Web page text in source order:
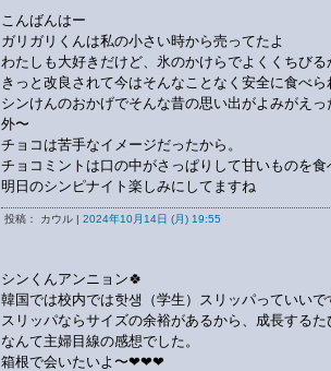
こんばんはー
ガリガリくんは私の小さい時から売ってたよ
わたしも大好きだけど、氷のかけらでよくくちび
きっと改良されて今はそんなことなく安全に食べら
シンけんのおかげでそんな昔の思い出がよみがえ
外〜
チョコは苦手なイメージだったから。
チョコミントは口の中がさっぱりして甘いものを
明日のシンピナイト楽しみにしてますね
投稿： カウル | 2024年10月14日 (月) 19:55
シンくんアンニョン🍀
韓国では校内では핫생（学生）スリッパっていいで
スリッパならサイズの余裕があるから、成長する
なんて主婦目線の感想でした。
箱根で会いたいよ〜❤❤❤